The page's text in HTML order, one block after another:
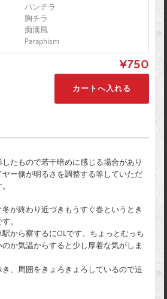
パンチラ
胸チラ
痴漢風
Paraphism
¥750
たもので若干暗めに感じる場合があり
ー側が明るさを調整する等していただ
が終わり近づきもうすぐ春というとき
。
から察するにOLです。ちょっとむっち
か気温からすると少し厚着な気がしま
き、周囲をきょろきょろしているので追